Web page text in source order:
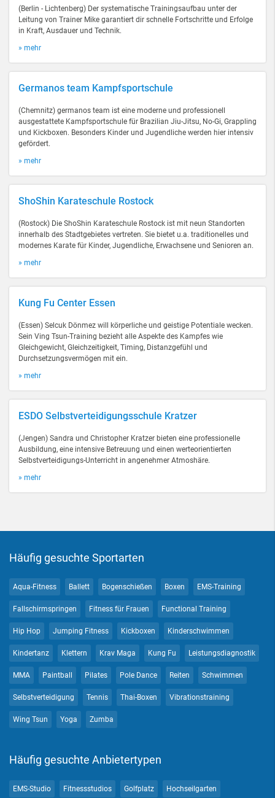
(Berlin - Lichtenberg) Der systematische Trainingsaufbau unter der
Leitung von Trainer Mike garantiert dir schnelle Fortschritte und Erfolge
in Kraft, Ausdauer und Technik.
» mehr
Germanos team Kampfsportschule
(Chemnitz) germanos team ist eine moderne und professionell
ausgestattete Kampfsportschule für Brazilian Jiu-Jitsu, No-Gi, Grappling
und Kickboxen. Besonders Kinder und Jugendliche werden hier intensiv
gefördert.
» mehr
ShoShin Karateschule Rostock
(Rostock) Die ShoShin Karateschule Rostock ist mit neun Standorten
innerhalb des Stadtgebietes vertreten. Sie bietet u.a. traditionelles und
modernes Karate für Kinder, Jugendliche, Erwachsene und Senioren an.
» mehr
Kung Fu Center Essen
(Essen) Selcuk Dönmez will körperliche und geistige Potentiale wecken.
Sein Ving Tsun-Training bezieht alle Aspekte des Kampfes wie
Gleichgewicht, Gleichzeitigkeit, Timing, Distanzgefühl und
Durchsetzungsvermögen mit ein.
» mehr
ESDO Selbstverteidigungsschule Kratzer
(Jengen) Sandra und Christopher Kratzer bieten eine professionelle
Ausbildung, eine intensive Betreuung und einen werteorientierten
Selbstverteidigungs-Unterricht in angenehmer Atmoshäre.
» mehr
Häufig gesuchte Sportarten
Aqua-Fitness Ballett Bogenschießen Boxen EMS-Training
Fallschirmspringen Fitness für Frauen Functional Training
Hip Hop Jumping Fitness Kickboxen Kinderschwimmen
Kindertanz Klettern Krav Maga Kung Fu Leistungsdiagnostik
MMA Paintball Pilates Pole Dance Reiten Schwimmen
Selbstverteidigung Tennis Thai-Boxen Vibrationstraining
Wing Tsun Yoga Zumba
Häufig gesuchte Anbietertypen
EMS-Studio Fitnessstudios Golfplatz Hochseilgarten